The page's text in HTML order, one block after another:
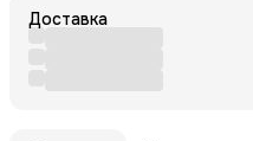
Доставка